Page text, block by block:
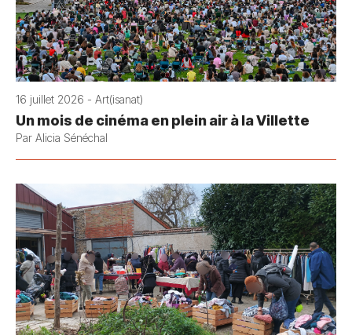
16 juillet 2026 - Art(isanat)
Un mois de cinéma en plein air à la Villette
Par Alicia Sénéchal